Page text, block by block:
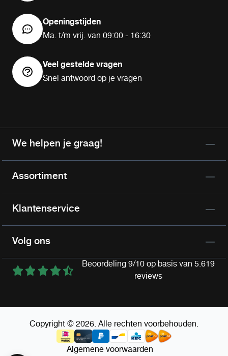
Openingstijden
Ma. t/m vrij. van 09:00 - 16:30
Veel gestelde vragen
Snel antwoord op je vragen
We helpen je graag!
Assortiment
Klantenservice
Volg ons
Beoordeling 9/10 op basis van 5.619
reviews
Copyright © 2026. Alle rechten voorbehouden.
Algemene voorwaarden